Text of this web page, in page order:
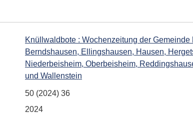
Knüllwaldbote : Wochenzeitung der
Berndshausen, Ellingshausen, Hausen,
Niederbeisheim, Oberbeisheim,
und Wallenstein
50 (2024) 36
2024